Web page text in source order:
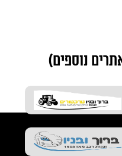
נוספים)